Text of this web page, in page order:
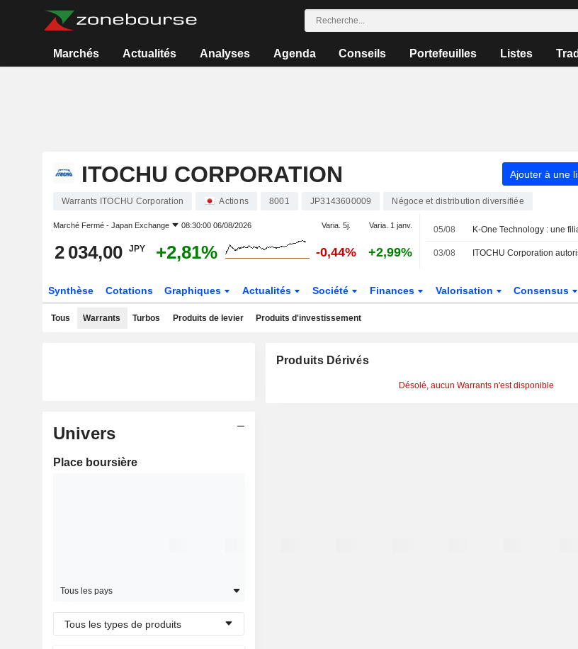
Marchés Actualités Analyses Agenda Conseils Portefeuilles Listes
ITOCHU CORPORATION Ajouter à une
Warrants ITOCHU Corporation Actions 8001 JP3143600009 Négoce et distribution diversifiée
Marché Fermé - Japan Exchange 08:30:00 06/08/2026 Varia. 5j. Varia. 1 janv.
2 034,00 JPY +2,81% -0,44% +2,99%
05/08
03/08
Synthèse Cotations Graphiques Actualités Société Finances Valorisation Consensus
Tous Warrants Turbos Produits de levier Produits d'investissement
Univers
Place boursière
Tous les pays
Tous les types de produits
Produits Dérivés
Désolé, aucun Warrants n'est disponible